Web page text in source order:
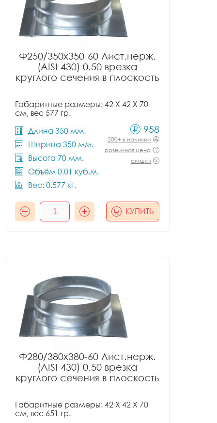
Ф250/350x350-60 Лист.нерж.
(AISI 430) 0.50 врезка
круглого сечения в плоскость
Габаритные размеры: 42 X 42 X 70
см, вес 577 гр.
Длина 350 мм.
Ширина 350 мм.
Высота 70 мм.
Объём 0.01 куб.м.
Вес: 0.577 кг.
958
200+ в наличии
розничная цена
скидки
КУПИТЬ
Ф280/380x380-60 Лист.нерж.
(AISI 430) 0.50 врезка
круглого сечения в плоскость
Габаритные размеры: 42 X 42 X 70
см, вес 651 гр.